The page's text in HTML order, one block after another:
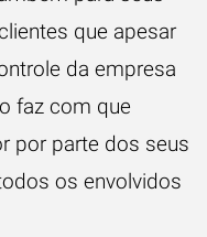
que apesar
da empresa
faz com que
por parte dos seus
os envolvidos